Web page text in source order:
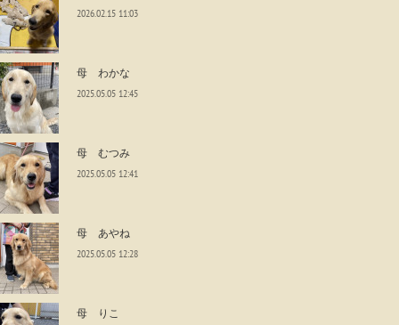
2026.02.15 11:03
母 わかな
2025.05.05 12:45
母 むつみ
2025.05.05 12:41
母 あやね
2025.05.05 12:28
母 りこ